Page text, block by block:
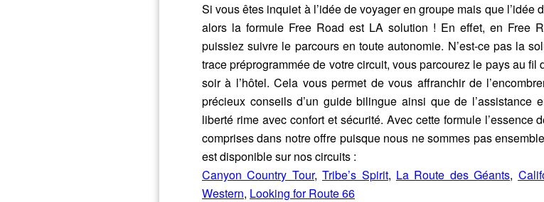
Si vous êtes inquiet à l’idée de voyager en groupe mais que l’idée
alors la formule Free Road est LA solution ! En effet, en Free
puissiez suivre le parcours en toute autonomie. N’est-ce pas la
trace préprogrammée de votre circuit, vous parcourez le pays au fil
soir à l’hôtel. Cela vous permet de vous affranchir de
précieux conseils d’un guide bilingue ainsi que de
liberté rime avec confort et sécurité. Avec cette formule
comprises dans notre offre puisque nous ne sommes pas
est disponible sur nos circuits :
Canyon Country Tour,Tribe’s Spirit, La Route des Géants,
Western, Looking for Route 66